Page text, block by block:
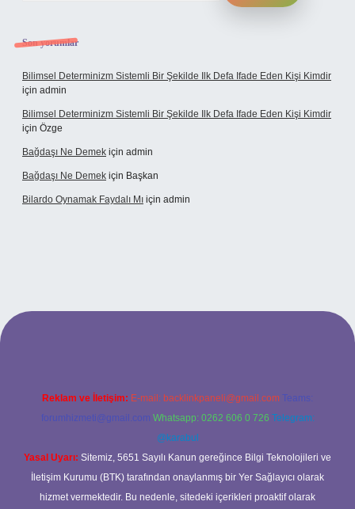
Son yorumlar
Bilimsel Determinizm Sistemli Bir Şekilde Ilk Defa Ifade Eden Kişi Kimdir
için admin
Bilimsel Determinizm Sistemli Bir Şekilde Ilk Defa Ifade Eden Kişi Kimdir
için Özge
Bağdaşı Ne Demek için admin
Bağdaşı Ne Demek için Başkan
Bilardo Oynamak Faydalı Mı için admin
bahis sitesi
Reklam ve İletişim: E-mail: backlinkpaneli@gmail.com Teams:
forumhizmeti@gmail.com Whatsapp: 0262 606 0 726 Telegram:
@karabul
Yasal Uyarı: Sitemiz, 5651 Sayılı Kanun gereğince Bilgi Teknolojileri ve
İletişim Kurumu (BTK) tarafından onaylanmış bir Yer Sağlayıcı olarak
hizmet vermektedir. Bu nedenle, sitedeki içerikleri proaktif olarak